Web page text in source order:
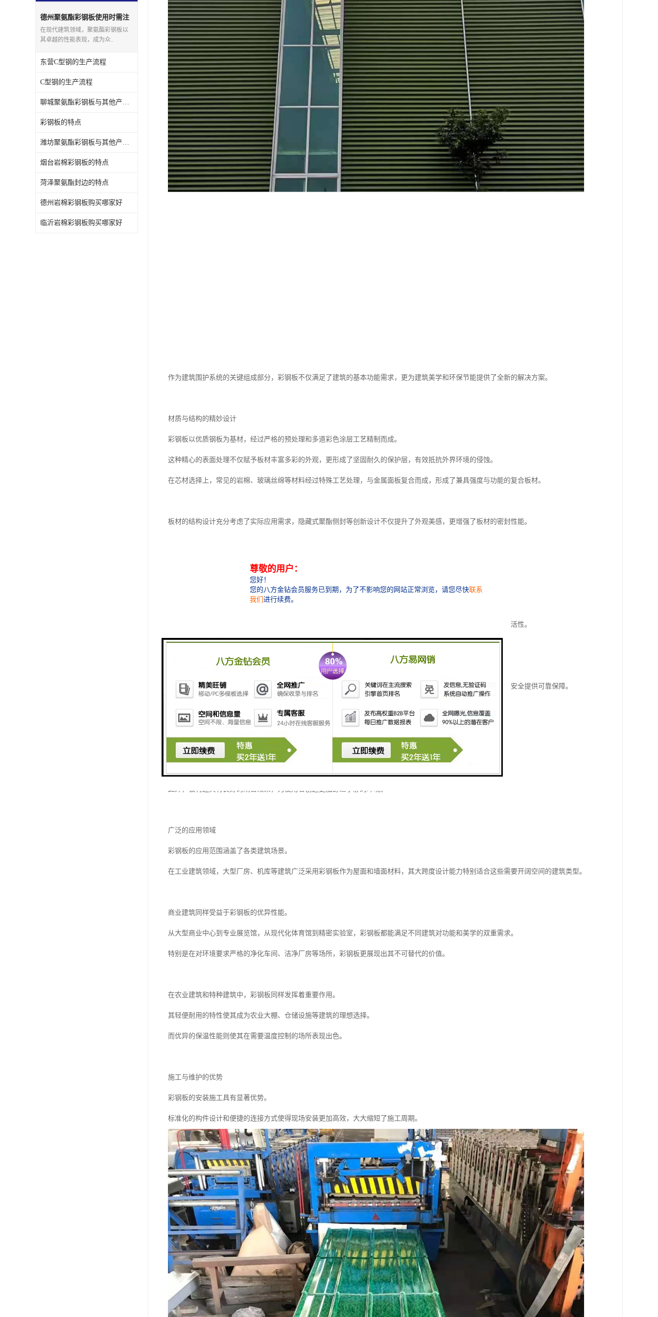
德州聚氨酯彩钢板使用时需注
意事项
在现代建筑领域，聚氨酯彩钢板以
其卓越的性能表现，成为众..
东营C型钢的生产流程
C型钢的生产流程
聊城聚氨酯彩钢板与其他产品有哪些区别
彩钢板的特点
潍坊聚氨酯彩钢板与其他产品有哪些区别
烟台岩棉彩钢板的特点
菏泽聚氨酯封边的特点
德州岩棉彩钢板购买哪家好
临沂岩棉彩钢板购买哪家好
作为建筑围护系统的关键组成部分，彩钢板不仅满足了建筑的基本功能需求，更为建筑美学和环保节能提供了全新的解决方案。
材质与结构的精妙设计
彩钢板以优质钢板为基材，经过严格的预处理和多道彩色涂层工艺精制而成。
这种精心的表面处理不仅赋予板材丰富多彩的外观，更形成了坚固耐久的保护层，有效抵抗外界环境的侵蚀。
在芯材选择上，常见的岩棉、玻璃丝绵等材料经过特殊工艺处理，与金属面板复合而成，形成了兼具强度与功能的复合板材。
板材的结构设计充分考虑了实际应用需求，隐藏式聚酯侧封等创新设计不仅提升了外观美感，更增强了板材的密封性能。
彩钢板较显著的特点在于其出色的综合性能。
首先，其轻质高强的特性使得板材在保证结构强度的同时，大大减轻了建筑物的荷载，为建筑设计提供了更大的灵活性。
其次，经过特殊处理的表面具有优异的耐腐蚀性能，能够长期保持美观如新的状态。
在安全性能方面，彩钢板展现出卓越的防火特性，其采用的芯材经过特殊阻燃处理，能有效延缓火势蔓延，为建筑安全提供可靠保障。
节能环保是彩钢板的另一大亮点。
此外，板材还具有良好的隔音效果，为使用者创造更加舒适宁静的环境。
广泛的应用领域
彩钢板的应用范围涵盖了各类建筑场景。
在工业建筑领域，大型厂房、机库等建筑广泛采用彩钢板作为屋面和墙面材料，其大跨度设计能力特别适合这些需要开阔空间的建筑类型。
商业建筑同样受益于彩钢板的优异性能。
从大型商业中心到专业展览馆，从现代化体育馆到精密实验室，彩钢板都能满足不同建筑对功能和美学的双重需求。
特别是在对环境要求严格的净化车间、洁净厂房等场所，彩钢板更展现出其不可替代的价值。
在农业建筑和特种建筑中，彩钢板同样发挥着重要作用。
其轻便耐用的特性使其成为农业大棚、仓储设施等建筑的理想选择。
而优异的保温性能则使其在需要温度控制的场所表现出色。
施工与维护的优势
彩钢板的安装施工具有显著优势。
标准化的构件设计和便捷的连接方式使得现场安装更加高效，大大缩短了施工周期。